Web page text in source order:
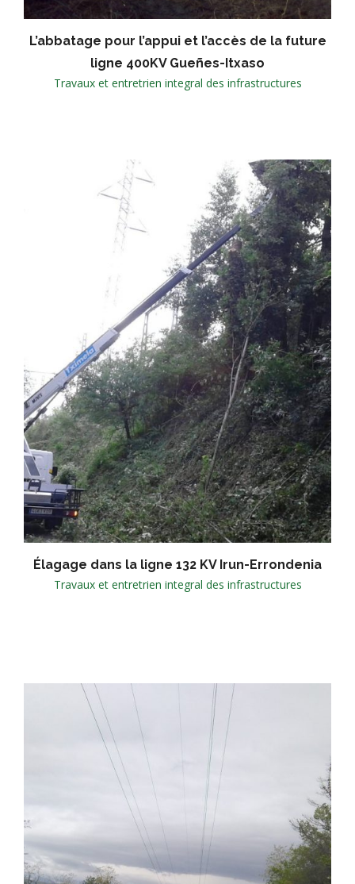
L’abbatage pour l’appui et l’accès de la future
ligne 400KV Gueñes-Itxaso
Travaux et entretrien integral des infrastructures
Élagage dans la ligne 132 KV Irun-Errondenia
Travaux et entretrien integral des infrastructures